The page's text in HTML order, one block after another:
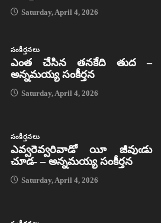
Saturday, April 4, 2026
సంకీర్తనలు
ఎంత చేసిన తనకేది తుద –
అన్నమయ్య సంకీర్తన
Saturday, April 4, 2026
సంకీర్తనలు
ఎవ్వరెవ్వరివాడో యీ జీవుఁడు
చూడ- – అన్నమయ్య సంకీర్తన
Saturday, April 4, 2026